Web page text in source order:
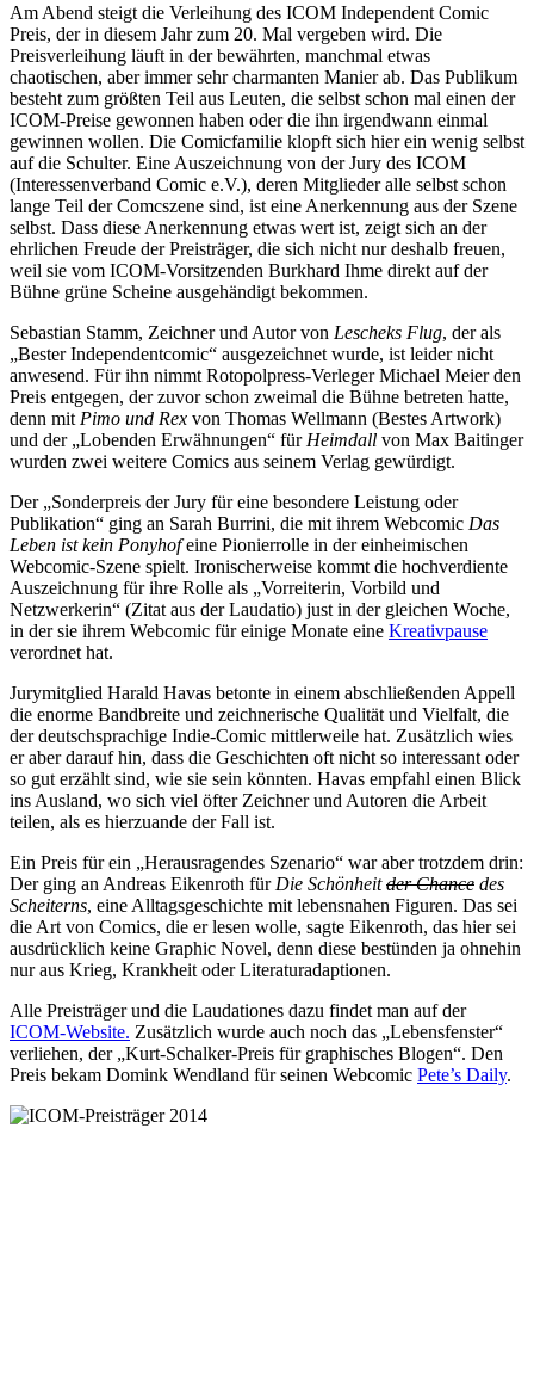
Am Abend steigt die Verleihung des ICOM Independent Comic
Preis, der in diesem Jahr zum 20. Mal vergeben wird. Die
Preisverleihung läuft in der bewährten, manchmal etwas
chaotischen, aber immer sehr charmanten Manier ab. Das Publikum
besteht zum größten Teil aus Leuten, die selbst schon mal einen der
ICOM-Preise gewonnen haben oder die ihn irgendwann einmal
gewinnen wollen. Die Comicfamilie klopft sich hier ein wenig selbst
auf die Schulter. Eine Auszeichnung von der Jury des ICOM
(Interessenverband Comic e.V.), deren Mitglieder alle selbst schon
lange Teil der Comcszene sind, ist eine Anerkennung aus der Szene
selbst. Dass diese Anerkennung etwas wert ist, zeigt sich an der
ehrlichen Freude der Preisträger, die sich nicht nur deshalb freuen,
weil sie vom ICOM-Vorsitzenden Burkhard Ihme direkt auf der
Bühne grüne Scheine ausgehändigt bekommen.
Sebastian Stamm, Zeichner und Autor von Lescheks Flug, der als
„Bester Independentcomic“ ausgezeichnet wurde, ist leider nicht
anwesend. Für ihn nimmt Rotopolpress-Verleger Michael Meier den
Preis entgegen, der zuvor schon zweimal die Bühne betreten hatte,
denn mit Pimo und Rex von Thomas Wellmann (Bestes Artwork)
und der „Lobenden Erwähnungen“ für Heimdall von Max Baitinger
wurden zwei weitere Comics aus seinem Verlag gewürdigt.
Der „Sonderpreis der Jury für eine besondere Leistung oder
Publikation“ ging an Sarah Burrini, die mit ihrem Webcomic Das
Leben ist kein Ponyhofeine Pionierrolle in der einheimischen
Webcomic-Szene spielt. Ironischerweise kommt die hochverdiente
Auszeichnung für ihre Rolle als „Vorreiterin, Vorbild und
Netzwerkerin“ (Zitat aus der Laudatio) just in der gleichen Woche,
in der sie ihrem Webcomic für einige Monate eine Kreativpause
verordnet hat.
Jurymitglied Harald Havas betonte in einem abschließenden Appell
die enorme Bandbreite und zeichnerische Qualität und Vielfalt, die
der deutschsprachige Indie-Comic mittlerweile hat. Zusätzlich wies
er aber darauf hin, dass die Geschichten oft nicht so interessant oder
so gut erzählt sind, wie sie sein könnten. Havas empfahl einen Blick
ins Ausland, wo sich viel öfter Zeichner und Autoren die Arbeit
teilen, als es hierzuande der Fall ist.
Ein Preis für ein „Herausragendes Szenario“ war aber trotzdem drin:
Der ging an Andreas Eikenroth für Die Schönheitder Chance des
Scheiterns, eine Alltagsgeschichte mit lebensnahen Figuren. Das sei
die Art von Comics, die er lesen wolle, sagte Eikenroth, das hier sei
ausdrücklich keine Graphic Novel, denn diese bestünden ja ohnehin
nur aus Krieg, Krankheit oder Literaturadaptionen.
Alle Preisträger und die Laudationes dazu findet man auf der
ICOM-Website. Zusätzlich wurde auch noch das „Lebensfenster“
verliehen, der „Kurt-Schalker-Preis für graphisches Blogen“. Den
Preis bekam Domink Wendland für seinen Webcomic Pete’s Daily.